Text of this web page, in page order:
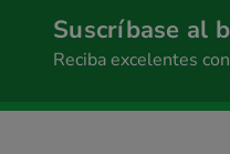
Suscríbase al
Reciba excelentes